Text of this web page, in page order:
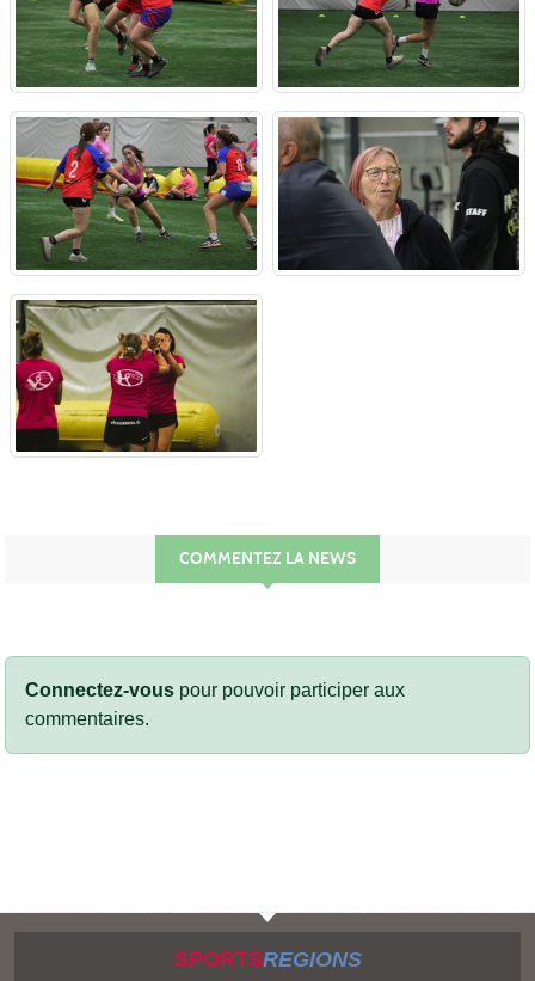
COMMENTEZ LA NEWS
Connectez-vous pour pouvoir participer aux
commentaires.
SPORTSREGIONS